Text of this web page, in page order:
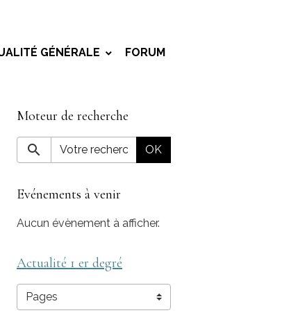
GÉNÉRALE FORUM
Moteur de recherche
OK
Evénements à venir
Aucun évènement à afficher.
Actualité 1 er degré